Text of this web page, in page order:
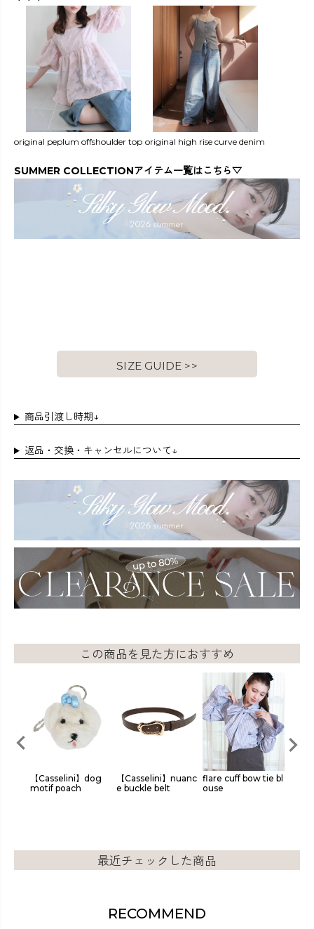
original peplum offshoulder top original high rise curve denim
SUMMER COLLECTIONアイテム一覧はこちら▽
SIZE GUIDE >>
商品引渡し時期↓
返品・交換・キャンセルについて↓
この商品を見た方におすすめ
【Casselini】dog
motif poach
【Casselini】nuanc
e buckle belt
flare cuff bow tie bl
ouse
最近チェックした商品
RECOMMEND